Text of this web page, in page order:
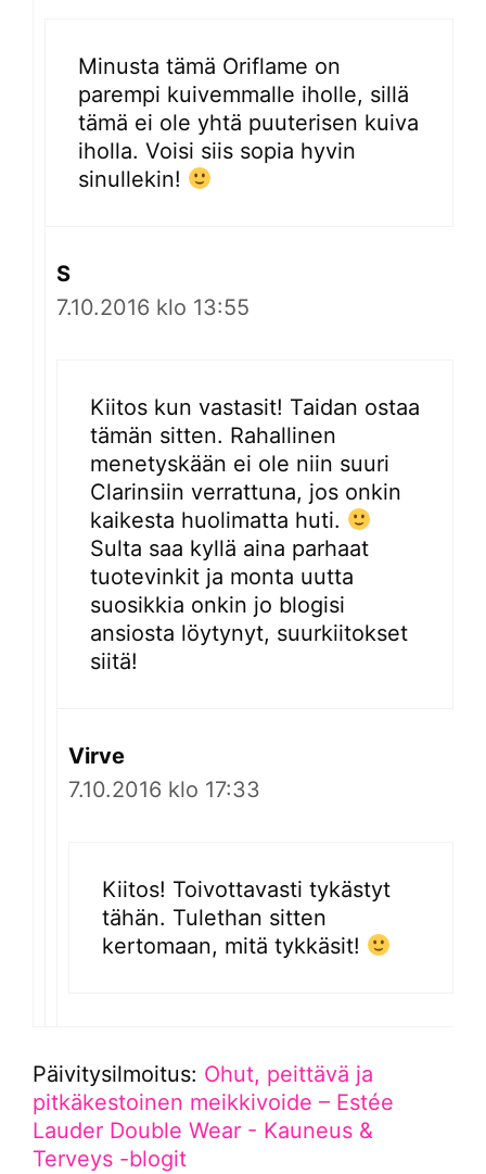
Minusta tämä Oriflame on
parempi kuivemmalle iholle, sillä
tämä ei ole yhtä puuterisen kuiva
iholla. Voisi siis sopia hyvin
sinullekin!
S
7.10.2016 klo 13:55
Kiitos kun vastasit! Taidan ostaa
tämän sitten. Rahallinen
menetyskään ei ole niin suuri
Clarinsiin verrattuna, jos onkin
kaikesta huolimatta huti.
Sulta saa kyllä aina parhaat
tuotevinkit ja monta uutta
suosikkia onkin jo blogisi
ansiosta löytynyt, suurkiitokset
siitä!
Virve
7.10.2016 klo 17:33
Kiitos! Toivottavasti tykästyt
tähän. Tulethan sitten
kertomaan, mitä tykkäsit!
Päivitysilmoitus: Ohut, peittävä ja
pitkäkestoinen meikkivoide – Estée
Lauder Double Wear - Kauneus &
Terveys -blogit